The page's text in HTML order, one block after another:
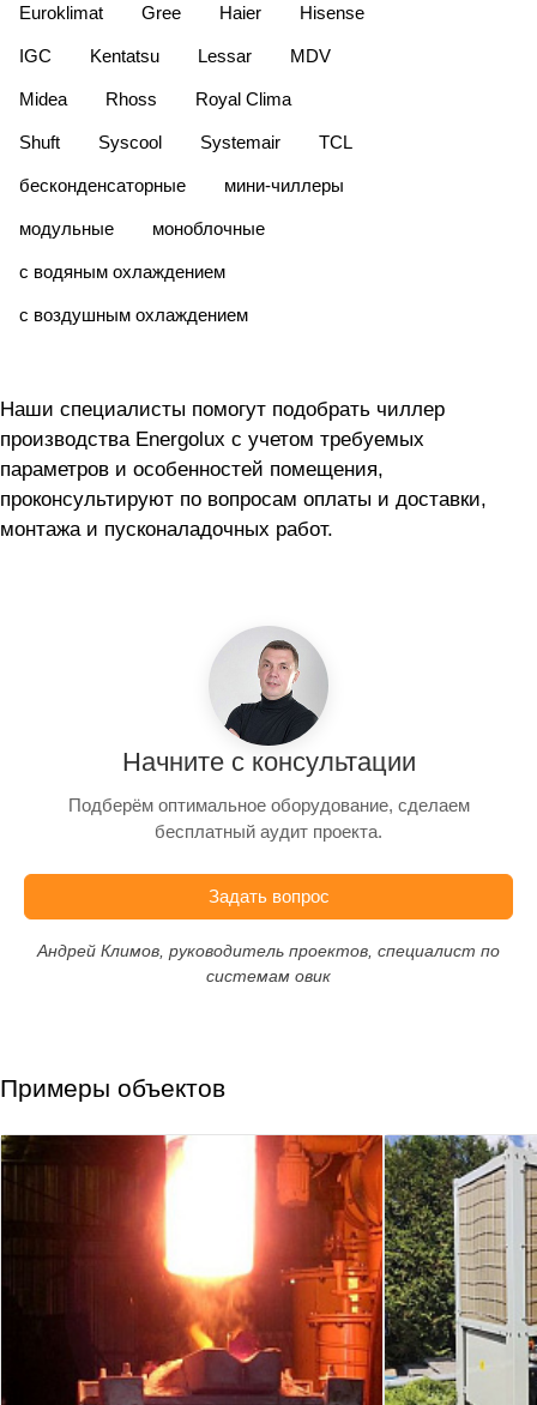
Euroklimat Gree Haier Hisense
IGC Kentatsu Lessar MDV
Midea Rhoss Royal Clima
Shuft Syscool Systemair TCL
бесконденсаторные мини-чиллеры
модульные моноблочные
с водяным охлаждением
с воздушным охлаждением
Наши специалисты помогут подобрать чиллер
производства Energolux с учетом требуемых
параметров и особенностей помещения,
проконсультируют по вопросам оплаты и доставки,
монтажа и пусконаладочных работ.
Начните с консультации
Подберём оптимальное оборудование, сделаем
бесплатный аудит проекта.
Задать вопрос
Андрей Климов, руководитель проектов, специалист по
системам овик
Примеры объектов